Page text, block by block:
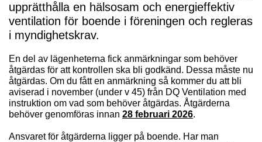
upprätthålla en hälsosam och energieffektiv
ventilation för boende i föreningen och regleras
i myndighetskrav.
En del av lägenheterna fick anmärkningar som behöver
åtgärdas för att kontrollen ska bli godkänd. Dessa måste nu
åtgärdas. Om du fått en anmärkning så kommer du att bli
aviserad i november (under v 45) från DQ Ventilation med
instruktion om vad som behöver åtgärdas. Åtgärderna
behöver genomföras innan 28 februari 2026.
Ansvaret för åtgärderna ligger på boende. Har man